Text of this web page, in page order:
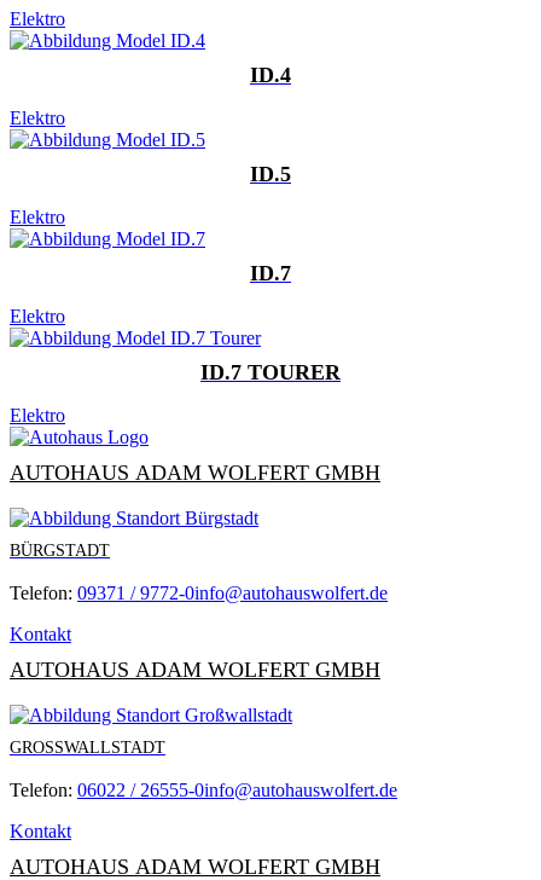
Elektro
ID.4
Elektro
ID.5
Elektro
ID.7
Elektro
ID.7 TOURER
Elektro
AUTOHAUS ADAM WOLFERT GMBH
BÜRGSTADT
Telefon: 09371 / 9772-0info@autohauswolfert.de
Kontakt
AUTOHAUS ADAM WOLFERT GMBH
GROSSWALLSTADT
Telefon: 06022 / 26555-0info@autohauswolfert.de
Kontakt
AUTOHAUS ADAM WOLFERT GMBH